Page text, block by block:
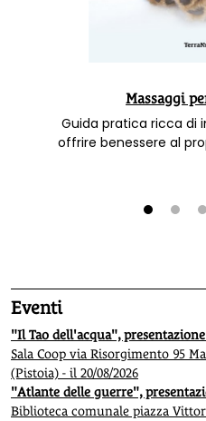
Massaggi
Guida pratica ricca di
offrire
Eventi
"Il Tao dell'acqua",
Sala Coop via Risorgimento 95
(Pistoia) - il 20/08/2026
"Atlante delle guerre",
Biblioteca comunale piazza